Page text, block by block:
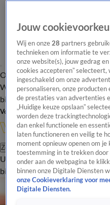
Overzicht Onze programma's
WandelgangenInterviews
bijwonenPodcastShop
Volg Vandaag Inside
Zoeken
UitzendingenVandaag Inside
bijwonen
Jouw
Wij en onze28 partners
technieken om informatie te
onze website(s), jouw gedrag
cookies accepteren”
ingeschakeld om onze
personaliseren, onze
de prestaties van advertenties
„Huidige keuze opslaan”
worden deze
dan enkel functionele en
laten functioneren en veilig te
moment opnieuw openen om je
toestemming in te trekken
onder aan de webpagina te
binnen onze Digitale Diensten
onze Cookieverklaring voor
Digitale Diensten.